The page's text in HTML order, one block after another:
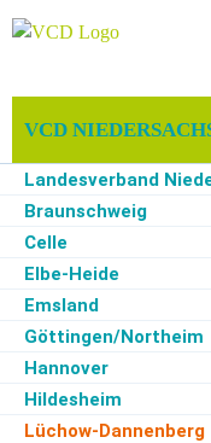
VCD
Landesverband
Braunschweig
Celle
Elbe-Heide
Emsland
Göttingen/Northeim
Hannover
Hildesheim
Lüchow-Dannenberg
Start·VCD Niedersachsen